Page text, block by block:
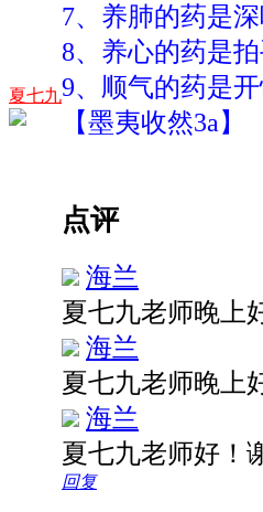
夏七九
7、养肺的药是
8、养心的药是
9、顺气的药是开
【墨夷收然3a】
点评
海兰
夏七九老师晚上
海兰
夏七九老师晚上
海兰
夏七九老师好！
回复